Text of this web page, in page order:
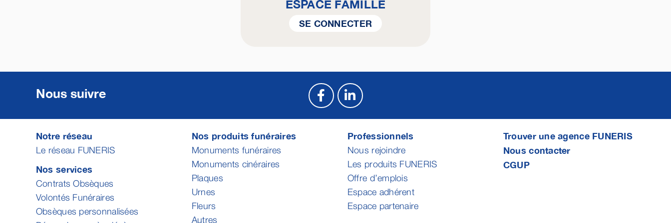
ESPACE FAMILLE
SE CONNECTER
Nous suivre
Notre réseau
Le réseau FUNERIS
Nos services
Contrats Obsèques
Volontés Funéraires
Obsèques personnalisées
Nos produits funéraires
Monuments funéraires
Monuments cinéraires
Plaques
Urnes
Fleurs
Autres
Professionnels
Nous rejoindre
Les produits FUNERIS
Offre d’emplois
Espace adhérent
Espace partenaire
Trouver une agence FUNERIS
Nous contacter
CGUP